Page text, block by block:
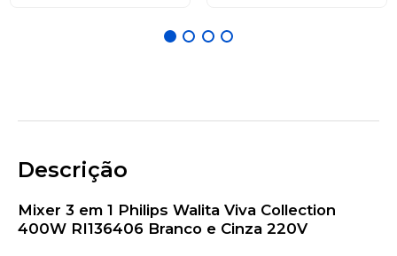
Descrição
Mixer 3 em 1 Philips Walita Viva Collection
400W RI136406 Branco e Cinza 220V